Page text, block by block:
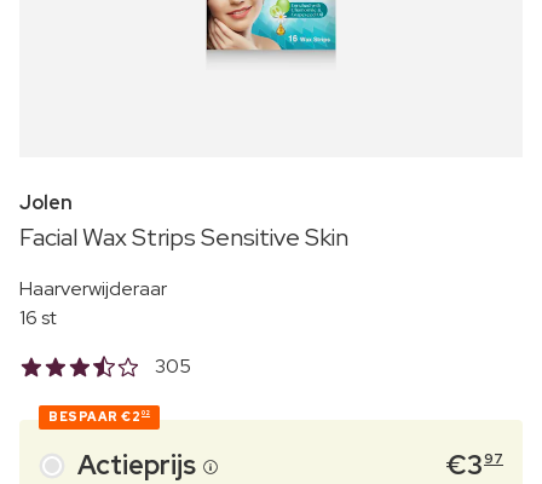
Jolen
Facial Wax Strips Sensitive Skin
Haarverwijderaar
16 st
305
BESPAAR €2 02
Actieprijs €397